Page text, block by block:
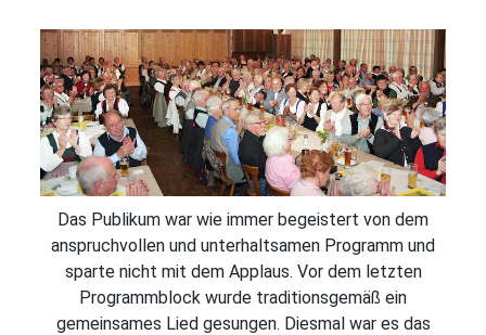
Das Publikum war wie immer begeistert von dem
anspruchvollen und unterhaltsamen Programm und
sparte nicht mit dem Applaus. Vor dem letzten
Programmblock wurde traditionsgemäß ein
gemeinsames Lied gesungen. Diesmal war es das